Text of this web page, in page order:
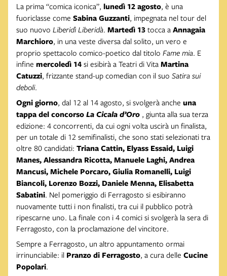
La prima “comica iconica”, lunedì 12 agosto, è una
fuoriclasse come Sabina Guzzanti, impegnata nel tour del
suo nuovo Liberidì Liberidà. Martedì 13 tocca a Annagaia
Marchioro, in una veste diversa dal solito, un vero e
proprio spettacolo comico-poetico dal titolo Fame mia. E
infine mercoledì 14 si esibirà a Teatri di Vita Martina
Catuzzi, frizzante stand-up comedian con il suo Satira sui
deboli.
Ogni giorno, dal 12 al 14 agosto, si svolgerà anche una
tappa del concorsoLa Cicala d’Oro , giunta alla sua terza
edizione: 4 concorrenti, da cui ogni volta uscirà un finalista,
per un totale di 12 semifinalisti, che sono stati selezionati tra
oltre 80 candidati: Triana Cattin, Elyass Essaid, Luigi
Manes, Alessandra Ricotta, Manuele Laghi, Andrea
Mancusi, Michele Porcaro, Giulia Romanelli, Luigi
Biancoli, Lorenzo Bozzi, Daniele Menna, Elisabetta
Sabatini. Nel pomeriggio di Ferragosto si esibiranno
nuovamente tutti i non finalisti, tra cui il pubblico potrà
ripescarne uno. La finale con i 4 comici si svolgerà la sera di
Ferragosto, con la proclamazione del vincitore.
Sempre a Ferragosto, un altro appuntamento ormai
irrinunciabile: il Pranzo di Ferragosto, a cura delle Cucine
Popolari.